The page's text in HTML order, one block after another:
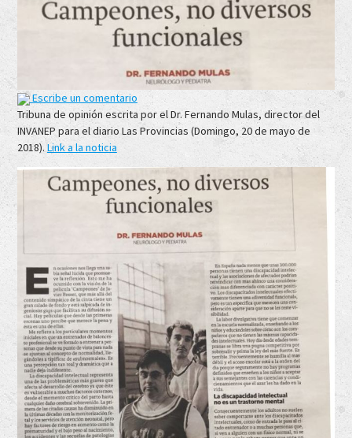
Escribe un comentario
Tribuna de opinión escrita por el Dr. Fernando Mulas, director del
INVANEP para el diario Las Provincias (Domingo, 20 de mayo de
2018). Link a la noticia